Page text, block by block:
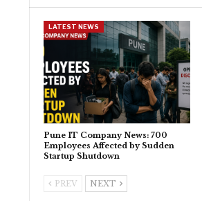
LATEST NEWS
Pune IT Company News: 700
Employees Affected by Sudden
Startup Shutdown
PREV NEXT